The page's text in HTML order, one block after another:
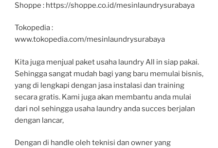
Shoppe : https://shoppe.co.id/mesinlaundrysurabaya
Tokopedia :
www.tokopedia.com/mesinlaundrysurabaya
Kita juga menjual paket usaha laundry All in siap pakai.
Sehingga sangat mudah bagi yang baru memulai bisnis,
yang di lengkapi dengan jasa instalasi dan training
secara gratis. Kami juga akan membantu anda mulai
dari nol sehingga usaha laundry anda succes berjalan
dengan lancar,
Dengan di handle oleh teknisi dan owner yang